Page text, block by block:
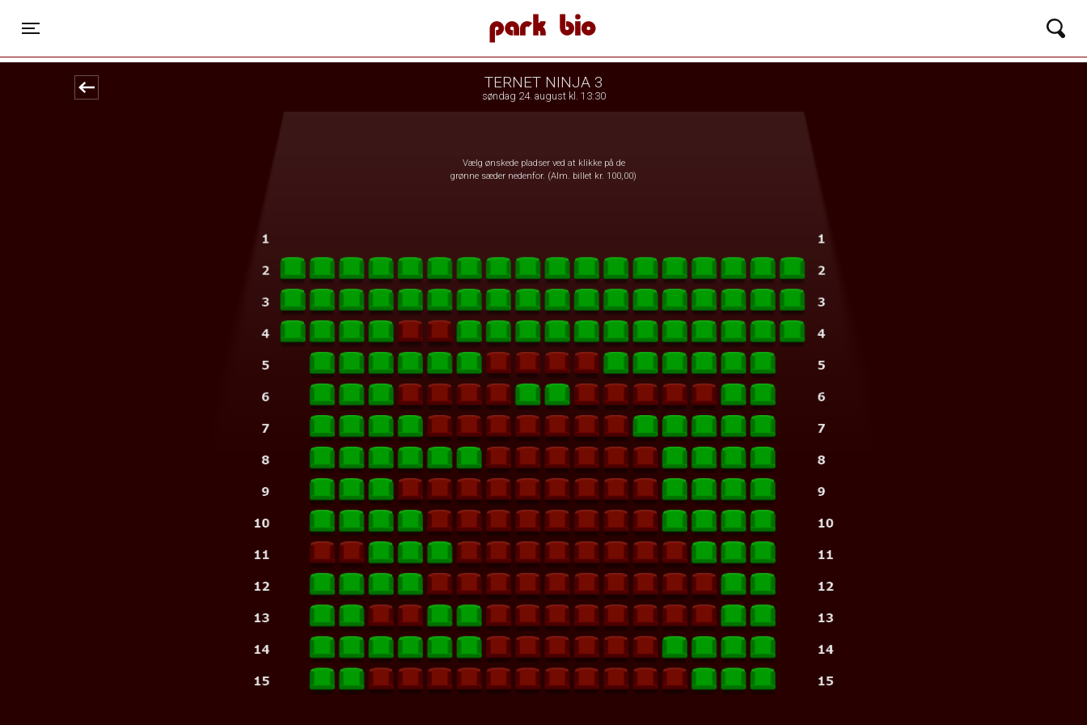
TERNET NINJA 3
søndag 24. august kl. 13:30
Vælg ønskede pladser ved at klikke på de
grønne sæder nedenfor. (Alm. billet kr. 100,00)
front05-temp 103944